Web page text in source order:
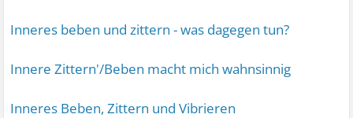
Inneres beben und zittern - was dagegen tun?
Innere Zittern'/Beben macht mich wahnsinnig
Inneres Beben, Zittern und Vibrieren